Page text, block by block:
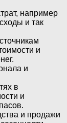
например
и так
и
и
в
и
и продажи